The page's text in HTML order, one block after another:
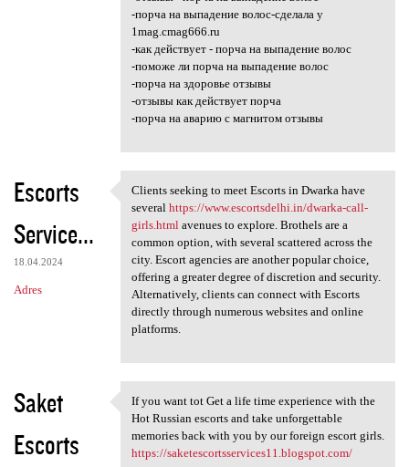
-порча на выпадение волос-сделала у
1mag.cmag666.ru
-как действует - порча на выпадение волос
-поможе ли порча на выпадение волос
-порча на здоровье отзывы
-отзывы как действует порча
-порча на аварию с магнитом отзывы
Escorts
Service...
18.04.2024
Adres
Clients seeking to meet
Clients seeking to meet Escorts in Dwarka have
several https://www.escortsdelhi.in/dwarka-call-
girls.html avenues to explore. Brothels are a
common option, with several scattered across the
city. Escort agencies are another popular choice,
offering a greater degree of discretion and security.
Alternatively, clients can connect with Escorts
directly through numerous websites and online
platforms.
Saket
Escorts
If you want tot Get a life
If you want tot Get a life time experience with the
Hot Russian escorts and take unforgettable
memories back with you by our foreign escort girls.
https://saketescortsservices11.blogspot.com/